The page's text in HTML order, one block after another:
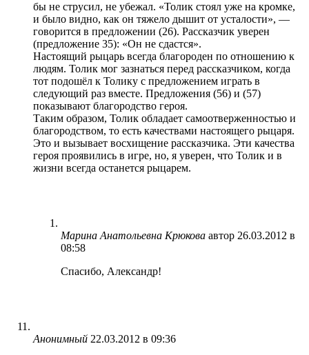
бы не струсил, не убежал. «Толик стоял уже на кромке,
и было видно, как он тяжело дышит от усталости», —
говорится в предложении (26). Рассказчик уверен
(предложение 35): «Он не сдастся».
Настоящий рыцарь всегда благороден по отношению к
людям. Толик мог зазнаться перед рассказчиком, когда
тот подошёл к Толику с предложением играть в
следующий раз вместе. Предложения (56) и (57)
показывают благородство героя.
Таким образом, Толик обладает самоотверженностью и
благородством, то есть качествами настоящего рыцаря.
Это и вызывает восхищение рассказчика. Эти качества
героя проявились в игре, но, я уверен, что Толик и в
жизни всегда останется рыцарем.
Марина Анатольевна Крюкова автор 26.03.2012 в
08:58
Спасибо, Александр!
Анонимный 22.03.2012 в 09:36